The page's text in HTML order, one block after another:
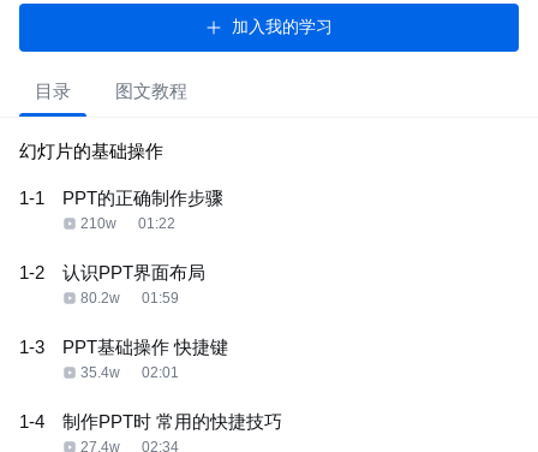
加入我的学习
目录 图文教程
幻灯片的基础操作
1-1 PPT的正确制作步骤
210w 01:22
1-2 认识PPT界面布局
80.2w 01:59
1-3 PPT基础操作 快捷键
35.4w 02:01
1-4 制作PPT时 常用的快捷技巧
27.4w 02:34